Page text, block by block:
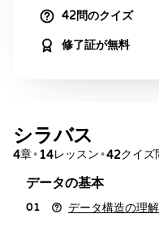
42問のクイズ
修了証が無料
シラバス
4章•14レッスン •42クイズ
データの基本
01
データ構造の理解